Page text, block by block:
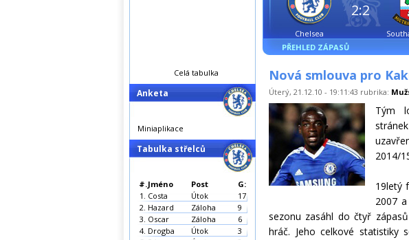
Chelsea
2:2
PŘEHLED ZÁPASŮ
Nová smlouva pro
Úterý, 21.12.10 - 19:11:43 rubrika:
Tým
2014/
19letý
2007
sezonu zasáhl do čtyř
hráč. Jeho celkové statistiky
Celá tabulka
Anketa
Miniaplikace
Tabulka střelců
#.Jméno Post
G:
1. Costa Útok
17
2. Hazard Záloha
9
3. Oscar Záloha
6
4. Drogba Útok
3